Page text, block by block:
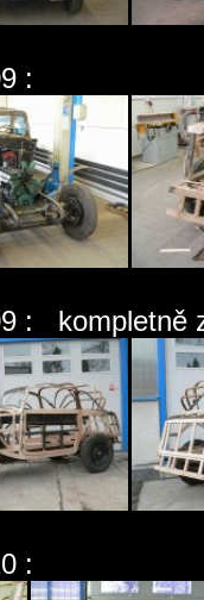
:
: kompletně
: